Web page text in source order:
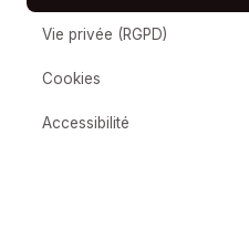
Vie privée (RGPD)
Cookies
Accessibilité